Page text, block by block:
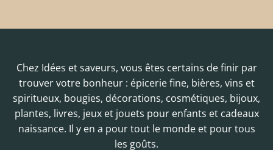
Chez Idées et saveurs, vous êtes certains de finir par
trouver votre bonheur : épicerie fine, bières, vins et
spiritueux, bougies, décorations, cosmétiques, bijoux,
plantes, livres, jeux et jouets pour enfants et cadeaux
naissance. Il y en a pour tout le monde et pour tous
les goûts.